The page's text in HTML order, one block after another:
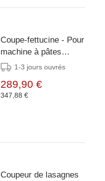
Coupe-fettucine - Pour
machine à pâtes
Imperia - 6,5 mm
1-3 jours ouvrés
289,90 €
347,88 €
Coupeur de lasagnes